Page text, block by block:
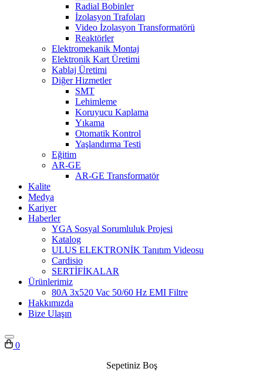
Radial Bobinler
İzolasyon Trafoları
Video İzolasyon Transformatörü
Reaktörler
Elektromekanik Montaj
Elektronik Kart Üretimi
Kablaj Üretimi
Diğer Hizmetler
SMT
Lehimleme
Koruyucu Kaplama
Yıkama
Otomatik Kontrol
Yaşlandırma Testi
Eğitim
AR-GE
AR-GE Transformatör
Kalite
Medya
Kariyer
Haberler
YGA Sosyal Sorumluluk Projesi
Katalog
ULUS ELEKTRONİK Tanıtım Videosu
Cardisio
SERTİFİKALAR
Ürünlerimiz
80A 3x520 Vac 50/60 Hz EMI Filtre
Hakkımızda
Bize Ulaşın
0
Sepetiniz Boş